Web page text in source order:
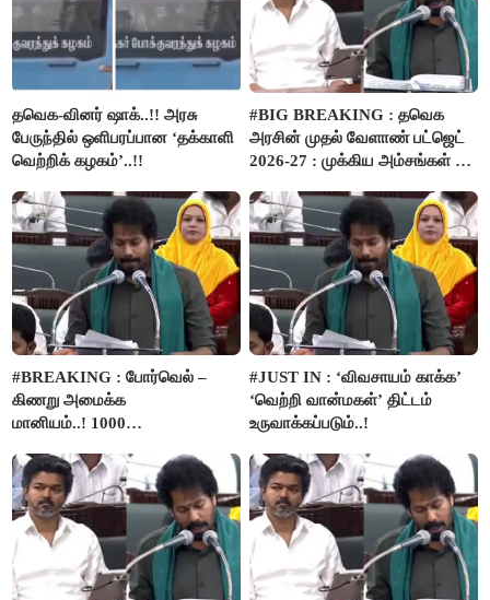
தவெக-வினர் ஷாக்..!! அரசு
பேருந்தில் ஒளிபரப்பான ‘தக்காளி
வெற்றிக் கழகம்’..!!
#BIG BREAKING : தவெக
அரசின் முதல் வேளாண் பட்ஜெட்
2026-27 : முக்கிய அம்சங்கள் ஓர்
#BREAKING : போர்வெல் –
கிணறு அமைக்க
மானியம்..! 1000
பம்புசெட் வழங்கப்படும்..!
#JUST IN : ‘விவசாயம் காக்க’
‘வெற்றி வான்மகள்’ திட்டம்
உருவாக்கப்படும்..!